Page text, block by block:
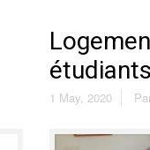
1 May, 2020